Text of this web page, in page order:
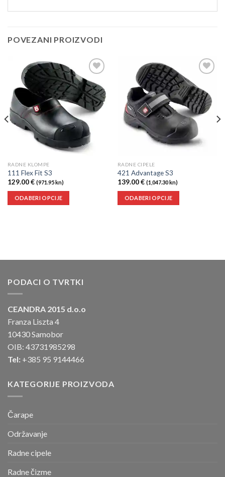
POVEZANI PROIZVODI
Dodaj
u
listu
želja
RADNE KLOMPE
111 Flex Fit S3
129.00€ (971.95 kn)
ODABERI OPCIJE
listu
želja
RADNE CIPELE
421 Advantage S3
139.00€ (1,047.30 kn)
ODABERI OPCIJE
PODACI O TVRTKI
CEANDRA 2015 d.o.o
Franza Liszta 4
10430 Samobor
OIB: 43731985298
Tel: +385 95 9144466
KATEGORIJE PROIZVODA
Čarape
Održavanje
Radne cipele
Radne čizme